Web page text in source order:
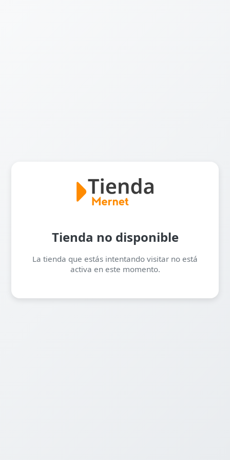
Tienda no disponible
La tienda que estás intentando visitar no está
activa en este momento.